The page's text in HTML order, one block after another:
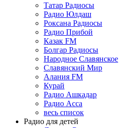
Татар Радиосы
Радио Юлдаш
Роксана Радиосы
Радио Прибой
Казак FM
Болгар Радиосы
Народное Славянское
Славянский Мир
Алания FM
Курай
Радио Ашкадар
Радио Асса
весь список
Радио для детей